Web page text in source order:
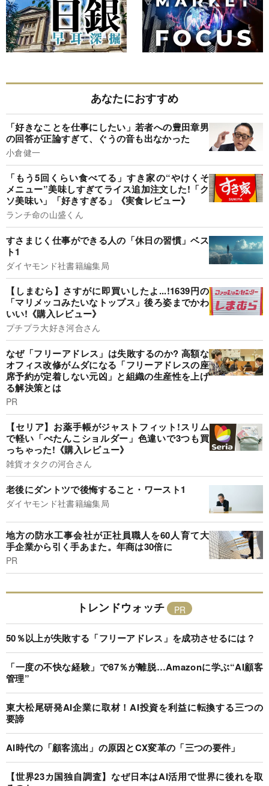
あなたにおすすめ
「好きなことを仕事にしたい」若者への豊田章男
の回答が正論すぎて、ぐうの音も出なかった
小倉健一
「もう5回くらい食べてる」すき家の“やけくそ
メニュー”美味しすぎてライス追加注文した!「ク
ソ美味い」「好きすぎる」《実食レビュー》
ランチ命の山盛くん
すさまじく仕事ができる人の「休日の習慣」ベス
ト1
ダイヤモンド社書籍編集局
【しまむら】さすがに即買いしたよ...!1639円の
「マリメッコみたいなトップス」後ろ姿までかわ
いい!《購入レビュー》
プチプラ大好き河合さん
なぜ「フリーアドレス」は失敗するのか? 高額な
オフィス改修がムダになる「フリーアドレスの座
席予約が定着しない元凶」と組織の生産性を上げ
る解決策とは
PR
【セリア】お薬手帳がジャストフィット!スリム
で軽い「ぺたんこショルダー」色違いで3つも買
っちゃった!《購入レビュー》
雑貨オタクの河合さん
老後にダントツで後悔すること・ワースト1
ダイヤモンド社書籍編集局
地方の防水工事会社が正社員職人を60人育て大
手企業から引く手あまた。年商は30倍に
PR
トレンドウォッチ
50％以上が失敗する「フリーアドレス」を成功させるには？
「一度の不快な経験」で87％が離脱…Amazonに学ぶ“AI顧客
管理”
東大松尾研発AI企業に取材！AI投資を利益に転換する三つの
要諦
AI時代の「顧客流出」の原因とCX変革の「三つの要件」
【世界23カ国独自調査】なぜ日本はAI活用で世界に後れを取